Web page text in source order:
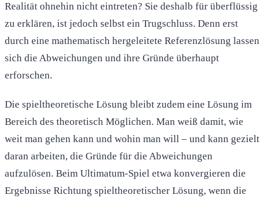
Realität ohnehin nicht eintreten? Sie deshalb für überflüssig
zu erklären, ist jedoch selbst ein Trugschluss. Denn erst
durch eine mathematisch hergeleitete Referenzlösung lassen
sich die Abweichungen und ihre Gründe überhaupt
erforschen.
Die spieltheoretische Lösung bleibt zudem eine Lösung im
Bereich des theoretisch Möglichen. Man weiß damit, wie
weit man gehen kann und wohin man will – und kann gezielt
daran arbeiten, die Gründe für die Abweichungen
aufzulösen. Beim Ultimatum-Spiel etwa konvergieren die
Ergebnisse Richtung spieltheoretischer Lösung, wenn die